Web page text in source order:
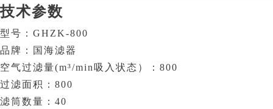
技术参数
型号：GHZK-800
品牌：国海滤器
空气过滤量(m³/min吸入状态）：800
过滤面积：800
滤筒数量：40